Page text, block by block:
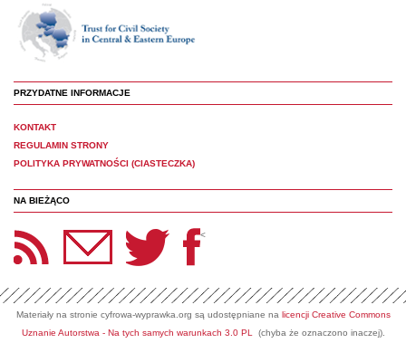
PRZYDATNE INFORMACJE
KONTAKT
REGULAMIN STRONY
POLITYKA PRYWATNOŚCI (CIASTECZKA)
NA BIEŻĄCO
Panoptyka Facebook <
Materiały na stronie cyfrowa-wyprawka.org są udostępniane na licencji Creative Commons
Uznanie Autorstwa - Na tych samych warunkach 3.0 PL
(chyba że oznaczono inaczej).